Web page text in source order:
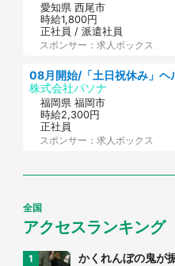
愛知県 西尾市
時給1,800円
正社員 / 派遣社員
スポンサー：求人ボックス
株式会社パソナ
福岡県 福岡市
時給2,300円
正社員
スポンサー：求人ボックス
全国
アクセスランキング
かくれんぼの鬼が